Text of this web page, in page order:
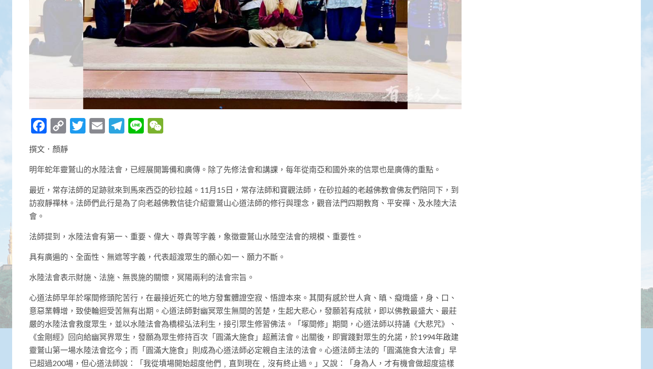
Facebook
Copy
Link
Twitter
EmailTelegram
Line
撰文．顏靜
明年蛇年靈鷲山的水陸法會，已經展開籌備和廣傳。除了先修法會和講課，每年從南亞和國外來的信眾也是廣傳的重點。
最近，常存法師的足跡就來到馬來西亞的砂拉越。11月15日，常存法師和寶觀法師，在砂拉越的老越佛教會佛友們陪同下，到
訪寂靜禪林。法師們此行是為了向老越佛教信徒介紹靈鷲山心道法師的修行與理念，觀音法門四期教育、平安禪、及水陸大法
會。
法師提到，水陸法會有第一、重要、偉大、尊貴等字義，象徵靈鷲山水陸空法會的規模、重要性。
具有廣遍的、全面性、無遮等字義，代表超渡眾生的願心如一、願力不斷。
水陸法會表示財施、法施、無畏施的關懷，冥陽兩利的法會宗旨。
心道法師早年於塚間修頭陀苦行，在最接近死亡的地方發奮體證空寂、悟證本來。其間有感於世人貪、瞋、癡熾盛，身、口、
意惡業轉增，致使輪迴受苦無有出期。心道法師對幽冥眾生無間的苦楚，生起大悲心，發願若有成就，即以佛教最盛大、最莊
嚴的水陸法會救度眾生，並以水陸法會為橋樑弘法利生，接引眾生修習佛法。「塚間修」期間，心道法師以持誦《大悲咒》、
《金剛經》回向給幽冥界眾生，發願為眾生修持百次「圓滿大施食」超薦法會。出關後，即實踐對眾生的允諾，於1994年啟建
靈鷲山第一場水陸法會迄今；而「圓滿大施食」則成為心道法師必定親自主法的法會。心道法師主法的「圓滿施食大法會」早
已超過200場，但心道法師說：「我從墳場開始超度他們﹐直到現在﹐沒有終止過。」又說：「身為人，才有機會做超度這樣